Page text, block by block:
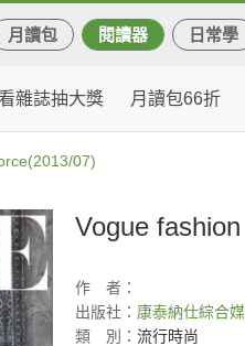
月讀包 閱讀器 日常學
雜誌抽大獎 月讀包66折
07)
Vogue
作
者：
出版社： 康泰納仕綜合
類
別： 流行時尚